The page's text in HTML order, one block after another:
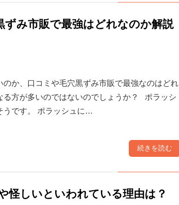
み市販で最強はどれなのか解説
のか、口コミや毛穴黒ずみ市販で最強なのはどれ
る方が多いのではないのでしょうか？ ポラッシ
うです。 ポラッシュに…
続きを読む
怪しいといわれている理由は？